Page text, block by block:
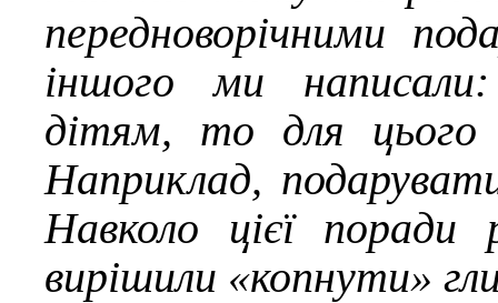
передноворічними
іншого ми
дітям, то для цього
Наприклад,
Навколо цієї поради
вирішили «копнути»